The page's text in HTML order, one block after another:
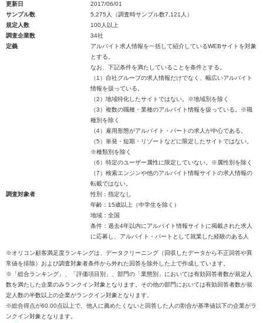
更新日
2017/06/01
サンプル数
5,275人（調査時サンプル数7,121人）
規定人数
100人以上
調査企業数
34社
定義
アルバイト求人情報を一括して紹介しているWEBサイトを対象
とする。
なお、下記条件を満たしていることを条件とする。
（1）自社グループの求人情報だけでなく、幅広いアルバイト
情報を扱っている。
（2）地域特化したサイトではない。※地域別を除く
（3）複数の職種・業種のアルバイト情報を扱っている。※職
種別を除く
（4）雇用形態がアルバイト・パートの求人が中心である。
（5）単発・短期・リゾートなどに限定したサイトではない。
※種類別を除く
（6）特定のユーザー属性に限定していない。※属性別を除く
（7）検索エンジンや他のアルバイト情報サイトの求人情報の
転載ではない。
調査対象者
性別：指定なし
年齢：15歳以上（中学生を除く）
地域：全国
条件：過去4年以内にアルバイト情報サイトに掲載された求人
に応募し、アルバイト・パートとして就業した経験のある人
※オリコン顧客満足度ランキングは、データクリーニング（回収したデータから不正回答や異
常値を排除）および調査対象者条件から外れた回答を除外した上で作成しています。
※「総合ランキング」、「評価項目別」、部門の「業態別」においては有効回答者数が規定人
数を満たした企業のみランクイン対象となります。その他の部門においては有効回答者数が規
定人数の半数以上の企業がランクイン対象となります。
※総合得点が60.00点以上で、他人に薦めたくないと回答した人の割合が基準値以下の企業がラ
ンクイン対象となります。